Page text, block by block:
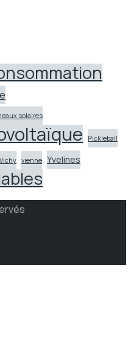
solaires
Pickleball
Vichy vienne Yvelines